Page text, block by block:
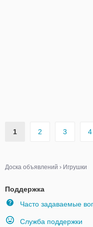
1 2 3 4
Доска объявлений › Игрушки
Поддержка
Часто задаваемые
Служба поддержки